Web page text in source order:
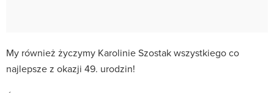
My również życzymy Karolinie Szostak wszystkiego co
najlepsze z okazji 49. urodzin!